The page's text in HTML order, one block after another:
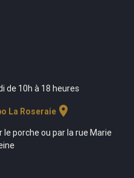
de 10h à 18 heures
La Roseraielocation_on
le porche ou par la rue Marie